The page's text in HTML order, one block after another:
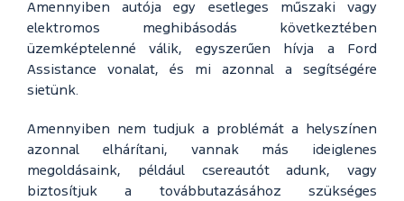
Amennyiben autója egy esetleges műszaki vagy
elektromos meghibásodás következtében
üzemképtelenné válik, egyszerűen hívja a Ford
Assistance vonalat, és mi azonnal a segítségére
sietünk.
Amennyiben nem tudjuk a problémát a helyszínen
azonnal elhárítani, vannak más ideiglenes
megoldásaink, például csereautót adunk, vagy
biztosítjuk a továbbutazásához szükséges